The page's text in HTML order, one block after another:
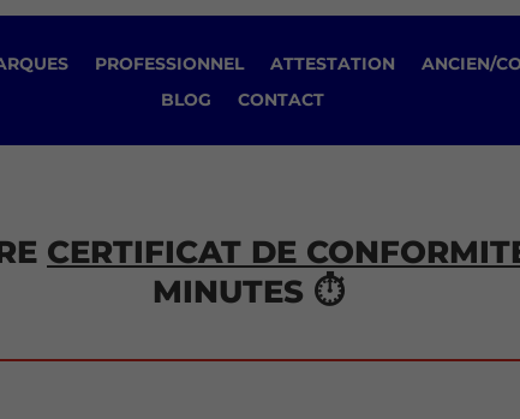
PROFESSIONNEL ATTESTATION
ANCIEN/
BLOG
CONTACT
CERTIFICAT DE
MINUTES ⏱️